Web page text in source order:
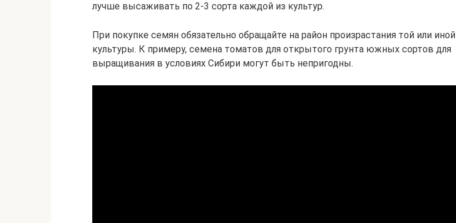
лучше высаживать по 2-3 сорта каждой из культур.
При покупке семян обязательно обращайте на район произрастания той или иной
культуры. К примеру, семена томатов для открытого грунта южных сортов для
выращивания в условиях Сибири могут быть непригодны.